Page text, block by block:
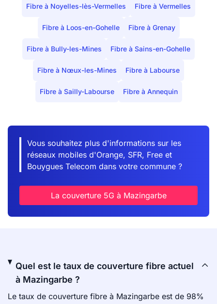
Fibre à Noyelles-lès-Vermelles Fibre à Vermelles
Fibre à Loos-en-Gohelle Fibre à Grenay
Fibre à Bully-les-Mines Fibre à Sains-en-Gohelle
Fibre à Nœux-les-Mines Fibre à Labourse
Fibre à Sailly-Labourse Fibre à Annequin
Vous souhaitez plus d'informations sur les
réseaux mobiles d'Orange, SFR, Free et
Bouygues Telecom dans votre commune ?
La couverture 5G à Mazingarbe
Quel est le taux de couverture fibre actuel
à Mazingarbe ?
Le taux de couverture fibre à Mazingarbe est de 98%